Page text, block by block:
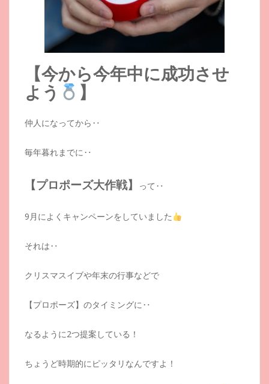
【今から今年中に成功させ
よう
】
仲人になってから‥
毎年暮れまでに‥
【プロポーズ大作戦】 って‥
9月によくキャンペーンをしていました
それは‥
クリスマスイブや年末の行事などで
【プロポーズ】のタイミングに‥
なるように2つ提案している！
ちょうど時期的にピッタリなんですよ！